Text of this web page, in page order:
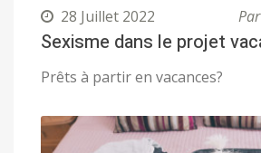
28 Juillet 2022
Sexisme dans le projet
Prêts à partir en vacances?